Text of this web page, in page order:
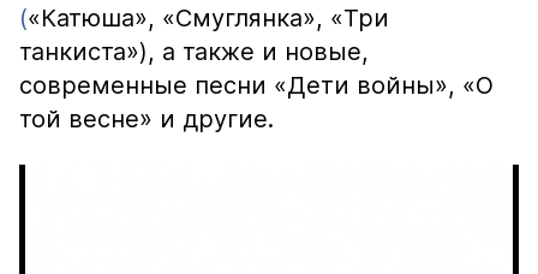
(«Катюша», «Смуглянка», «Три
танкиста»), а также и новые,
современные песни «Дети войны», «О
той весне» и другие.